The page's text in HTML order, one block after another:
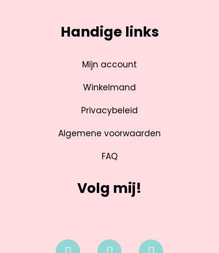
Handige links
Mijn account
Winkelmand
Privacybeleid
Algemene voorwaarden
FAQ
Volg mij!